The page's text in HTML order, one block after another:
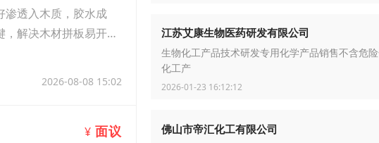
渗透入木质，胶水成
解决木材拼板易开裂
2026-08-08 15:02
¥ 面议
江苏艾康生物医药研发有限公司
生物化工产品技术研发专用化学产品销售不含危
化工产
2026-01-23 16:12:12
佛山市帝汇化工有限公司